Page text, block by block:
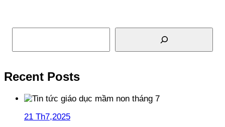
Tìm kiếm
Recent Posts
21 Th7,2025